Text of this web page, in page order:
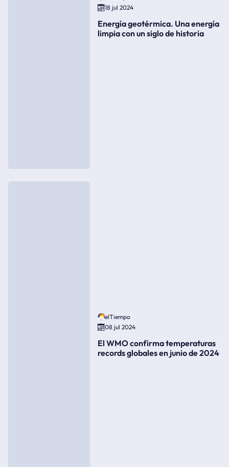
18 jul 2024
Energía geotérmica. Una energía
limpia con un siglo de historia
elTiempo
08 jul 2024
El WMO confirma temperaturas
records globales en junio de 2024